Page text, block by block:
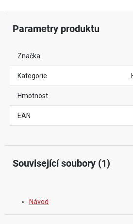
Parametry produktu
Značka
Kategorie
Hmotnost
EAN
Související soubory (1)
Návod